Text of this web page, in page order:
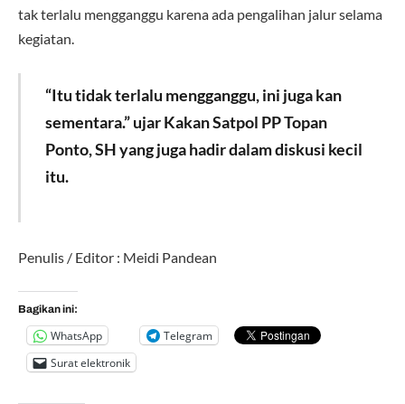
tak terlalu mengganggu karena ada pengalihan jalur selama
kegiatan.
“Itu tidak terlalu mengganggu, ini juga kan
sementara.” ujar Kakan Satpol PP Topan
Ponto, SH yang juga hadir dalam diskusi kecil
itu.
Penulis / Editor : Meidi Pandean
Bagikan ini:
WhatsApp
Telegram
Surat elektronik